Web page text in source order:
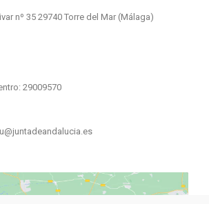
nº 35 29740 Torre del Mar (Málaga)
29009570